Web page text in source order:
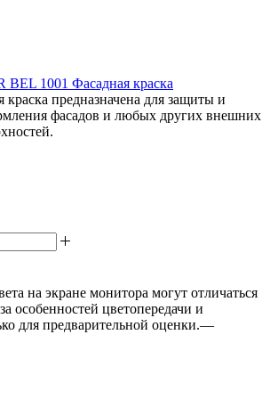
1001 Фасадная краска
краска предназначена для защиты и
фасадов и любых других внешних
на экране монитора могут отличаться
особенностей цветопередачи и
для предварительной оценки.—